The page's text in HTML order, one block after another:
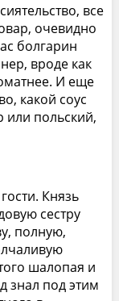
все
очевидно
болгарин
вроде как
И еще
какой соус
или польский,
Князь
сестру
полную,
шалопая и
знал под этим